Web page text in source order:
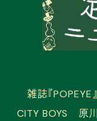
雑誌『POPEYE
CITY BOYS 原川